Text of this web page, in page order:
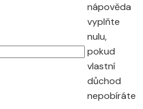
nápověda
vyplňte
nulu,
pokud
vlastní
důchod
nepobíráte